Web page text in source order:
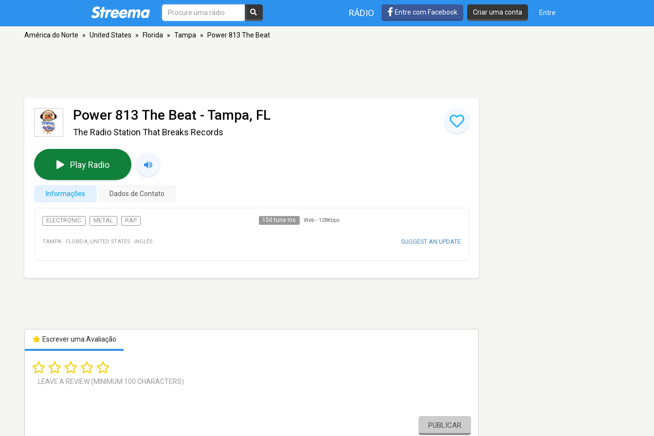
RÁDIO Entre com Facebook Criar uma conta Entre
América do Norte » United States » Florida » Tampa » Power 813 The Beat
Power 813 The Beat - Tampa, FL
The Radio Station That Breaks Records
Play Radio
Informações Dados de Contato
ELECTRONIC METAL RAP 150 tune ins Web - 128Kbps
TAMPA · FLORIDA, UNITED STATES · INGLÊS SUGGEST AN UPDATE
Escrever uma Avaliação
PUBLICAR